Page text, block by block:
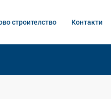
строителство Контакти